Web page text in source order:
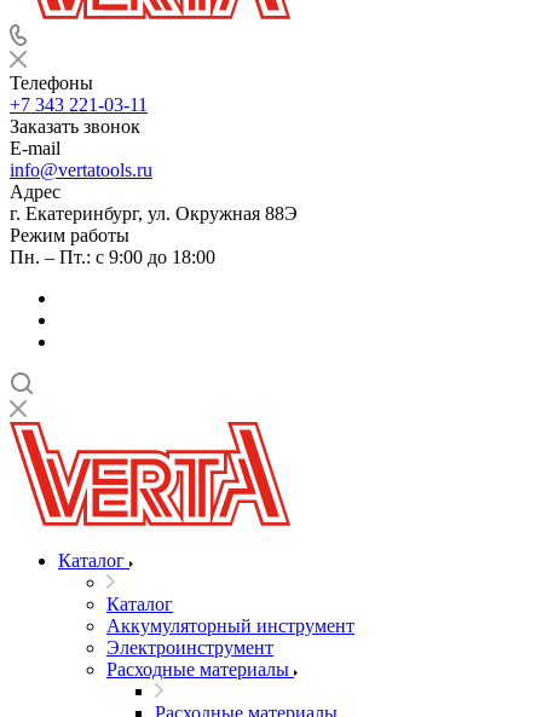
Телефоны
+7 343 221-03-11
Заказать звонок
E-mail
info@vertatools.ru
Адрес
г. Екатеринбург, ул. Окружная 88Э
Режим работы
Пн. – Пт.: с 9:00 до 18:00
Каталог
Каталог
Аккумуляторный инструмент
Электроинструмент
Расходные материалы
Расходные материалы